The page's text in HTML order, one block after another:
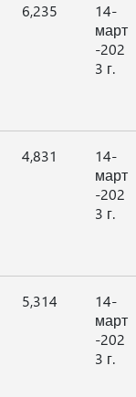
6,235
14-
март
-202
3 г.
4,831
14-
март
-202
3 г.
5,314
14-
март
-202
3 г.